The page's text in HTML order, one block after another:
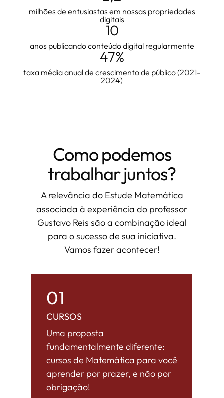
milhões de entusiastas em nossas propriedades
digitais
10
anos publicando conteúdo digital regularmente
47%
taxa média anual de crescimento de público (2021-
2024)
Como podemos
trabalhar juntos?
A relevância do Estude Matemática
associada à experiência do professor
Gustavo Reis são a combinação ideal
para o sucesso de sua iniciativa.
Vamos fazer acontecer!
01
CURSOS
Uma proposta
fundamentalmente diferente:
cursos de Matemática para você
aprender por prazer, e não por
obrigação!